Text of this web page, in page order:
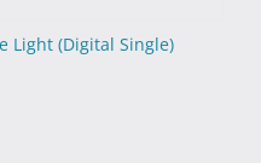
Light (Digital Single)